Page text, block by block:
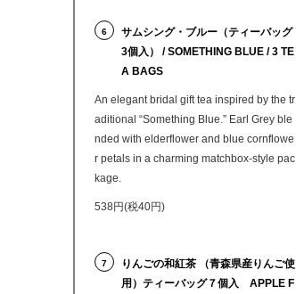
6
サムシング・ブルー（ティーバッグ
3個入） / SOMETHING BLUE / 3 TE
A BAGS
An elegant bridal gift tea inspired by the tr
aditional “Something Blue.” Earl Grey ble
nded with elderflower and blue cornflowe
r petals in a charming matchbox-style pac
kage.
538円(税40円)
7
りんごの和紅茶 （青森県産りんご使
用）ティーバッグ７個入 APPLE F